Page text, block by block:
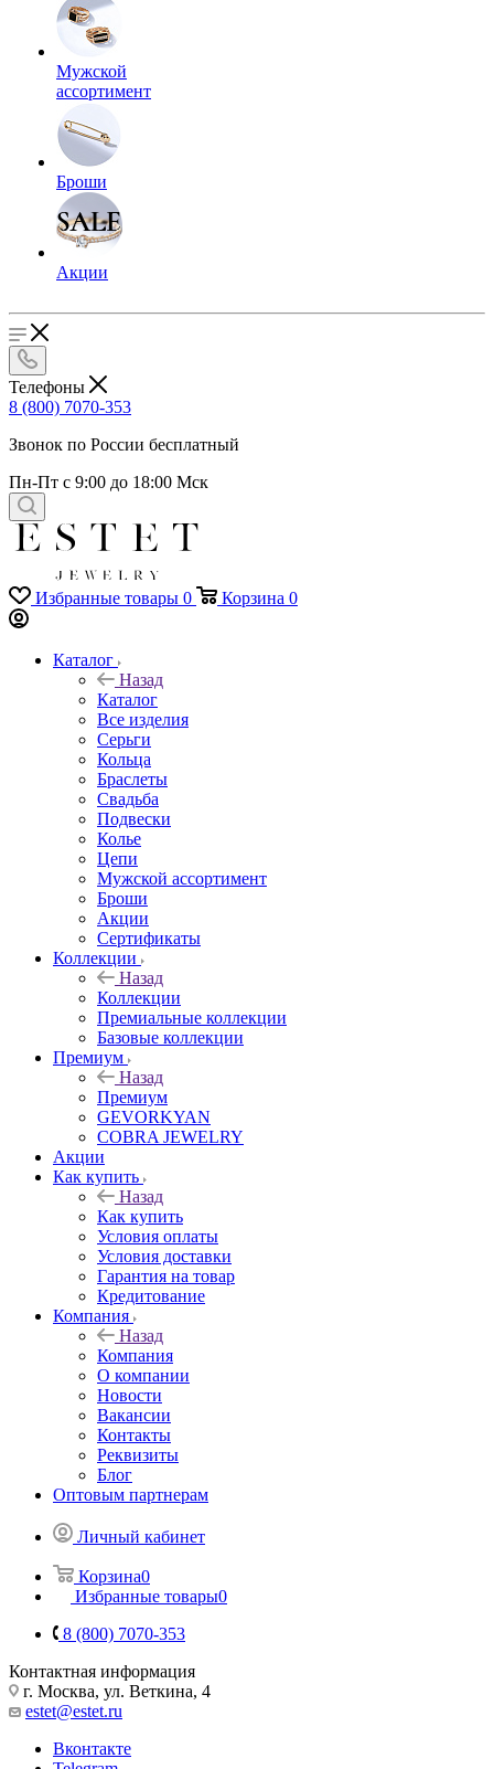
Мужской
ассортимент
Броши
Акции
Телефоны
8 (800) 7070-353
Звонок по России бесплатный
Пн-Пт с 9:00 до 18:00 Мск
Избранные товары 0 Корзина 0
Каталог
Назад
Каталог
Все изделия
Серьги
Кольца
Браслеты
Свадьба
Подвески
Колье
Цепи
Мужской ассортимент
Броши
Акции
Сертификаты
Коллекции
Назад
Коллекции
Премиальные коллекции
Базовые коллекции
Премиум
Назад
Премиум
GEVORKYAN
COBRA JEWELRY
Акции
Как купить
Назад
Как купить
Условия оплаты
Условия доставки
Гарантия на товар
Кредитование
Компания
Назад
Компания
О компании
Новости
Вакансии
Контакты
Реквизиты
Блог
Оптовым партнерам
Личный кабинет
Корзина0
Избранные товары0
8 (800) 7070-353
Контактная информация
г. Москва, ул. Веткина, 4
estet@estet.ru
Вконтакте